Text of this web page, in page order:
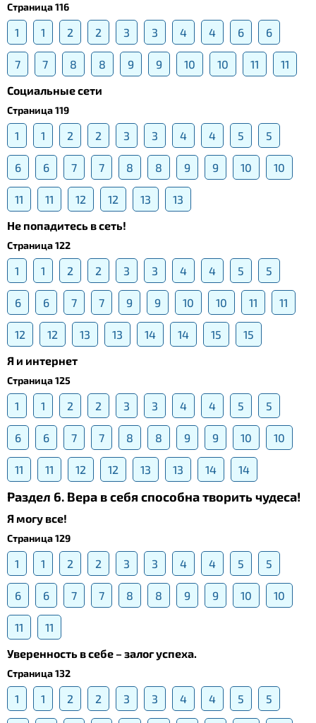
Страница 116
1 1 2 2 3 3 4 4 6 6
7 7 8 8 9 9 10 10 11
11
Социальные сети
Страница 119
1 1 2 2 3 3 4 4 5 5
6 6 7 7 8 8 9 9 10 10
11 11 12 12 13
13
Не попадитесь в сеть!
Страница 122
1 1 2 2 3 3 4 4 5 5
6 6 7 7 9 9 10 10 11 11
12 12 13 13 14 14 15
15
Я и интернет
Страница 125
1 1 2 2 3 3 4 4 5 5
6 6 7 7 8 8 9 9 10 10
11 11 12 12 13 13 14 14
Раздел 6. Вера в себя способна творить чудеса!
Я могу все!
Страница 129
1 1 2 2 3 3 4 4 5 5
6 6 7 7 8 8 9 9 10 10
11
11
Уверенность в себе – залог успеха.
Страница 132
1 1 2 2 3 3 4 4 5 5